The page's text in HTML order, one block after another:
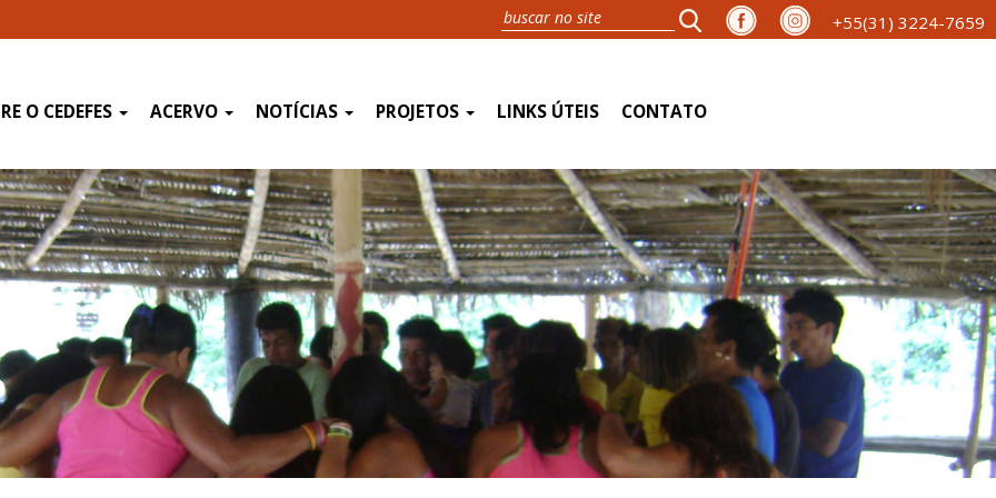
+55(31) 3224-7659
O CEDEFES ACERVO NOTÍCIAS PROJETOS LINKS ÚTEIS CONTATO